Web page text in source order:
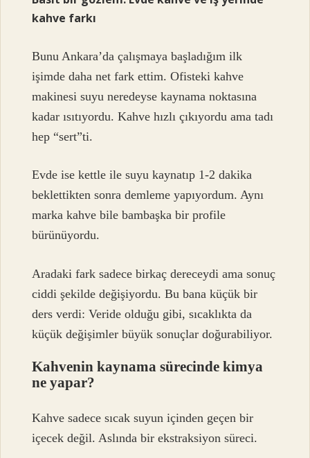
kahve farkı
Bunu Ankara’da çalışmaya başladığım ilk
işimde daha net fark ettim. Ofisteki kahve
makinesi suyu neredeyse kaynama noktasına
kadar ısıtıyordu. Kahve hızlı çıkıyordu ama tadı
hep “sert”ti.
Evde ise kettle ile suyu kaynatıp 1-2 dakika
beklettikten sonra demleme yapıyordum. Aynı
marka kahve bile bambaşka bir profile
bürünüyordu.
Aradaki fark sadece birkaç dereceydi ama sonuç
ciddi şekilde değişiyordu. Bu bana küçük bir
ders verdi: Veride olduğu gibi, sıcaklıkta da
küçük değişimler büyük sonuçlar doğurabiliyor.
Kahvenin kaynama sürecinde kimya
ne yapar?
Kahve sadece sıcak suyun içinden geçen bir
içecek değil. Aslında bir ekstraksiyon süreci.